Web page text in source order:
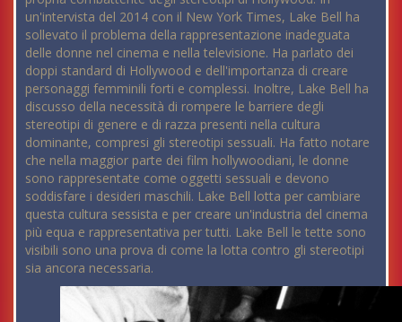
un'intervista del 2014 con il New York Times, Lake Bell ha
sollevato il problema della rappresentazione inadeguata
delle donne nel cinema e nella televisione. Ha parlato dei
doppi standard di Hollywood e dell'importanza di creare
personaggi femminili forti e complessi. Inoltre, Lake Bell ha
discusso della necessità di rompere le barriere degli
stereotipi di genere e di razza presenti nella cultura
dominante, compresi gli stereotipi sessuali. Ha fatto notare
che nella maggior parte dei film hollywoodiani, le donne
sono rappresentate come oggetti sessuali e devono
soddisfare i desideri maschili. Lake Bell lotta per cambiare
questa cultura sessista e per creare un'industria del cinema
più equa e rappresentativa per tutti. Lake Bell le tette sono
visibili sono una prova di come la lotta contro gli stereotipi
sia ancora necessaria.